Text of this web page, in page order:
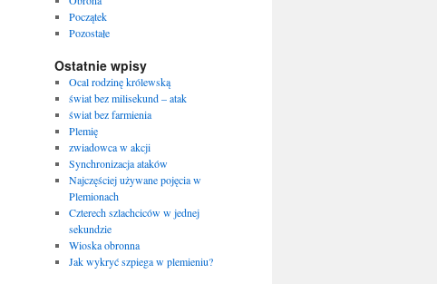
Początek
Pozostałe
Ostatnie wpisy
Ocal rodzinę królewską
świat bez milisekund – atak
świat bez farmienia
Plemię
zwiadowca w akcji
Synchronizacja ataków
Najczęściej używane pojęcia w
Plemionach
Czterech szlachciców w jednej
sekundzie
Wioska obronna
Jak wykryć szpiega w plemieniu?